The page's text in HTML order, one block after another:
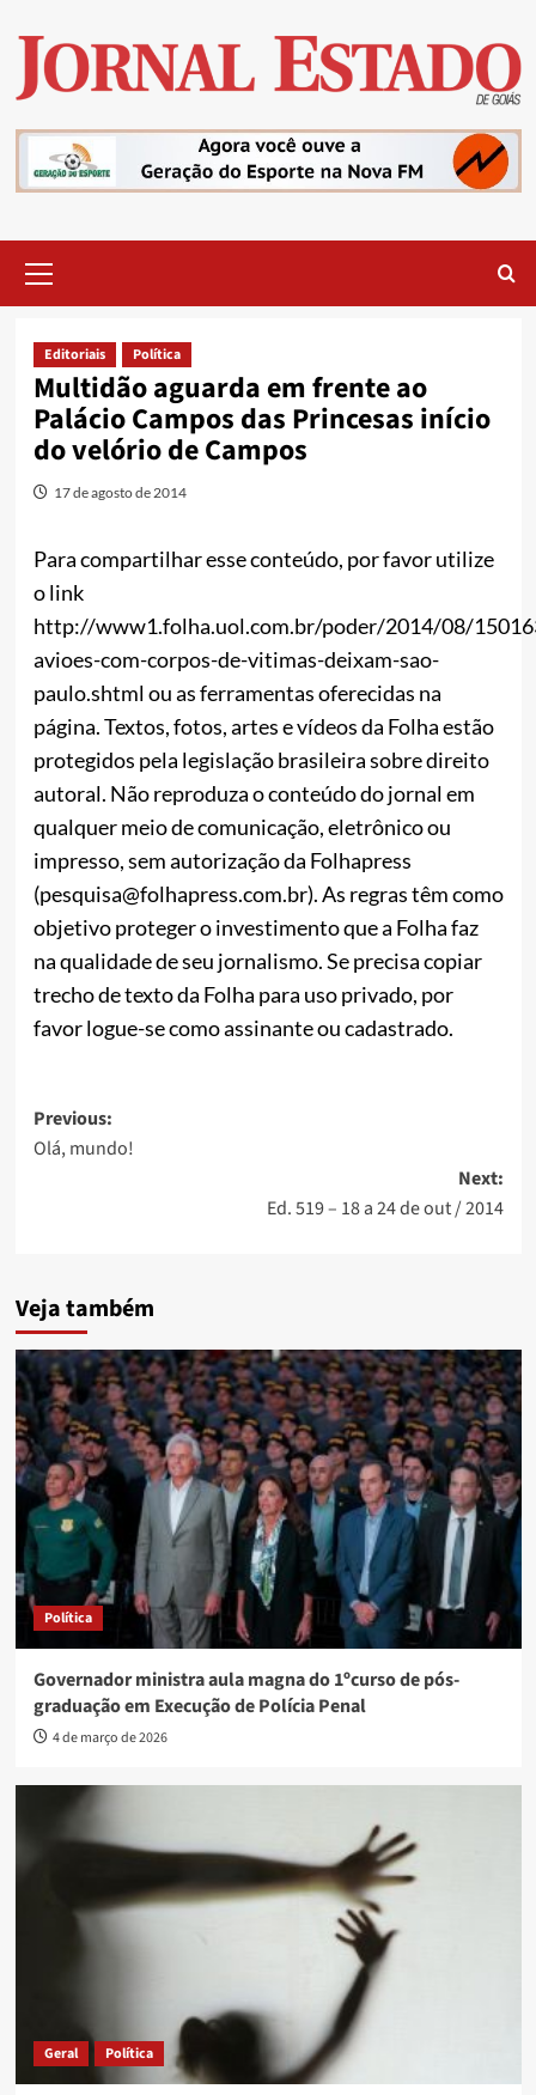
content
Menu
Editoriais Política
Multidão aguarda em frente ao
Palácio Campos das Princesas início
do velório de Campos
17 de agosto de 2014
Para compartilhar esse conteúdo, por favor utilize
o link
http://www1.folha.uol.com.br/poder/2014/08/
avioes-com-corpos-de-vitimas-deixam-sao-
paulo.shtml ou as ferramentas oferecidas na
página. Textos, fotos, artes e vídeos da Folha estão
protegidos pela legislação brasileira sobre direito
autoral. Não reproduza o conteúdo do jornal em
qualquer meio de comunicação, eletrônico ou
impresso, sem autorização da Folhapress
(pesquisa@folhapress.com.br). As regras têm como
objetivo proteger o investimento que a Folha faz
na qualidade de seu jornalismo. Se precisa copiar
trecho de texto da Folha para uso privado, por
favor logue-se como assinante ou cadastrado.
Post
navigation
Previous:
Olá, mundo!
Next:
Ed. 519 – 18 a 24 de out / 2014
Veja também
Política
Governador ministra aula magna do 1ºcurso de pós-
graduação em Execução de Polícia Penal
4 de março de 2026
Geral Política